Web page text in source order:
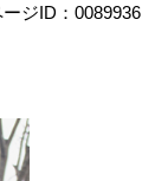
ジID：0089936